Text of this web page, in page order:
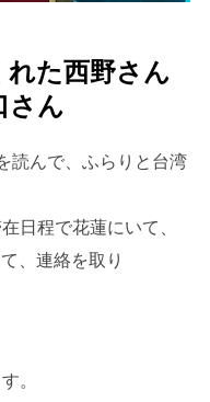
た西野さん
さん
読んで、ふらりと台湾
日程で花蓮にいて、
、連絡を取り
。